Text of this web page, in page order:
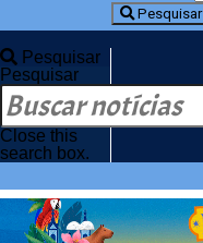
Pesquisar
Pesquisar
Pesquisar
Close this
search box.